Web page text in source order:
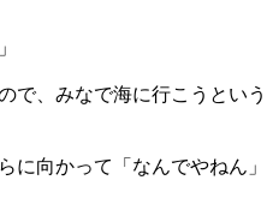
で、みなで海に行こうという
に向かって「なんでやねん」